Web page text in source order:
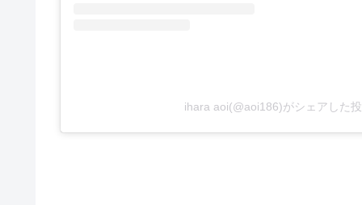
ihara aoi(@aoi186)がシェアした